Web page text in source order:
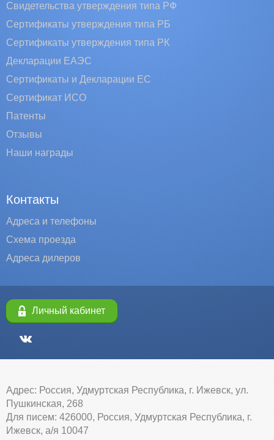
Свидетельства утверждения типа РФ
Сертификаты утверждения типа РБ
Сертификаты утверждения типа РК
Декларации ЕАЭС
Сертификаты и Декларации EC
Сертификат ИСО
Патенты
Отзывы
Наши награды
Контакты
Адреса и телефоны
Схема проезда
Адреса дилеров
Личный кабинет
Адрес: Россия, Удмуртская Республика, г. Ижевск, ул.
Пушкинская, 268
Для писем: 426000, Россия, Удмуртская Республика, г.
Ижевск, а/я 10047